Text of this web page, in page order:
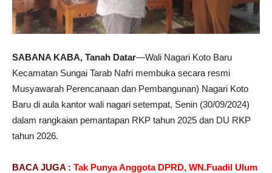
SABANA KABA, Tanah Datar—Wali Nagari Koto Baru
Kecamatan Sungai Tarab Nafri membuka secara resmi
Musyawarah Perencanaan dan Pembangunan) Nagari Koto
Baru di aula kantor wali nagari setempat, Senin (30/09/2024)
dalam rangkaian pemantapan RKP tahun 2025 dan DU RKP
tahun 2026.
BACA JUGA : Tak Punya Anggota DPRD, WN.Fuadil Ulum